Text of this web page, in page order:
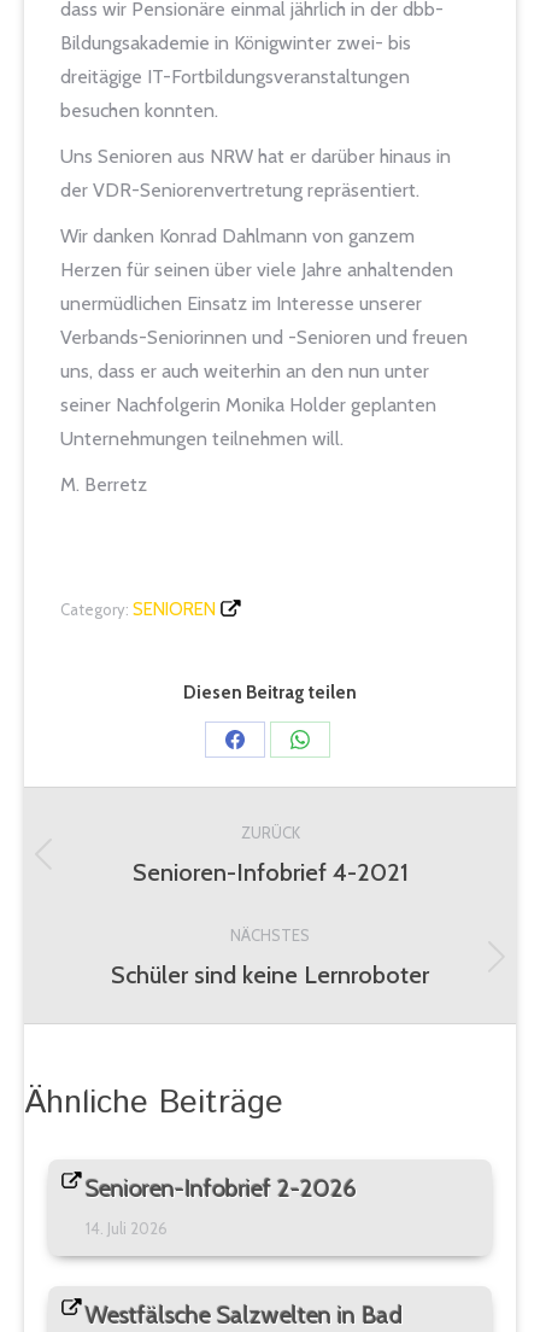
dass wir Pensionäre einmal jährlich in der dbb-
Bildungsakademie in Königwinter zwei- bis
dreitägige IT-Fortbildungsveranstaltungen
besuchen konnten.
Uns Senioren aus NRW hat er darüber hinaus in
der VDR-Seniorenvertretung repräsentiert.
Wir danken Konrad Dahlmann von ganzem
Herzen für seinen über viele Jahre anhaltenden
unermüdlichen Einsatz im Interesse unserer
Verbands-Seniorinnen und -Senioren und freuen
uns, dass er auch weiterhin an den nun unter
seiner Nachfolgerin Monika Holder geplanten
Unternehmungen teilnehmen will.
M. Berretz
Category: SENIOREN
Diesen Beitrag teilen
Share
on
Facebook
Share
on
WhatsApp
ZURÜCK
Vorheriger
Senioren-Infobrief 4-2021
NÄCHSTES
Nächster
Schüler sind keine Lernroboter
Ähnliche Beiträge
Senioren-Infobrief 2-2026
14. Juli 2026
Westfälsche Salzwelten in Bad